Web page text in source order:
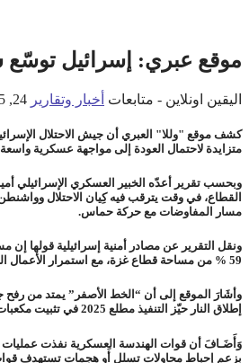
موقع عبري: إسرائيل توسّع
اليقين اونلاين - متابعات أخبار وتقارير 24, 05, 2026
كشف موقع "وللا" العبري أن جيش الاحتلال
متزايدة لاحتمال العودة إلى مواجهة عسكرية
وبحسب تقرير أعدّه الخبير العسكري الإسرائيلي
القطاع، في وقت يترقب فيه كِيان الاحتلال
مسار المفاوضات مع حركة حماس.
ونقل التقرير عن مصادر أمنية إسرائيلية قولها إن
59 %
من مساحة قطاع غزة، مع استمرار الأعمال
وأشَارَ الموقع إلى أن “الخط الأصفر” يمتد من رفح
إطلاق النار حيّز التنفيذ مطلع 2025 في تثبيت مكعبات صفراء ولافتات ميدانية لتحديد مناطق السيطرة الجديدة.
وَأَضَـافَ أن قوات الهندسة العسكرية نفذت
بزعم إحباط محاولات تسلل أَو هجمات تستهدف